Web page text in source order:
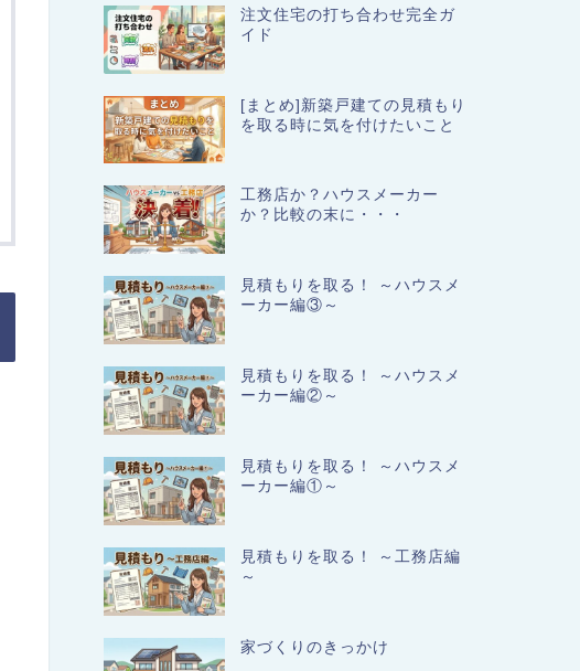
注文住宅の打ち合わせ完全ガ
イド
[まとめ]新築戸建ての見積もり
を取る時に気を付けたいこと
工務店か？ハウスメーカー
か？比較の末に・・・
見積もりを取る！ ～ハウスメ
ーカー編③～
見積もりを取る！ ～ハウスメ
ーカー編②～
見積もりを取る！ ～ハウスメ
ーカー編①～
見積もりを取る！ ～工務店編
～
家づくりのきっかけ